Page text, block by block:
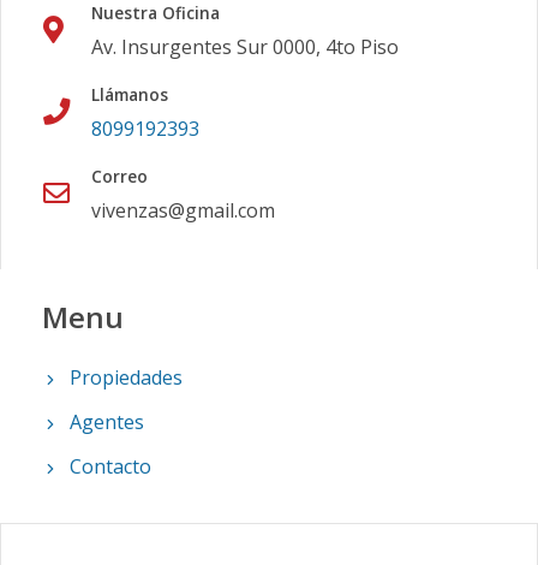
Nuestra Oficina
Av. Insurgentes Sur 0000, 4to Piso
Llámanos
8099192393
Correo
vivenzas@gmail.com
Menu
Propiedades
Agentes
Contacto